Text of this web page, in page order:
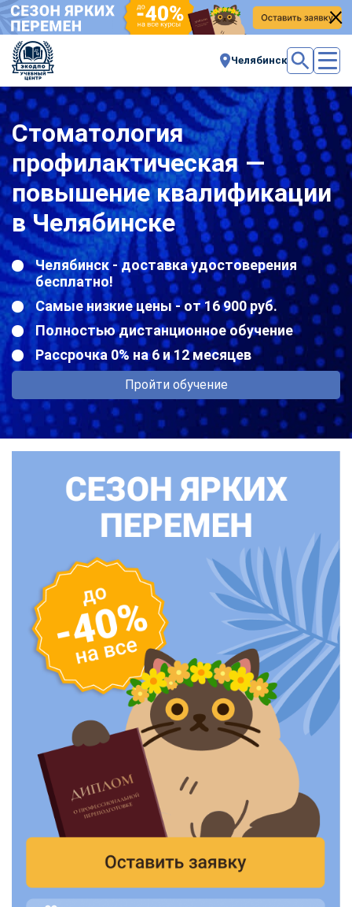
Челябинск
Стоматология
профилактическая —
повышение квалификации
в Челябинске
Челябинск - доставка удостоверения
бесплатно!
Самые низкие цены - от 16 900 руб.
Полностью дистанционное обучение
Рассрочка 0% на 6 и 12 месяцев
Пройти обучение